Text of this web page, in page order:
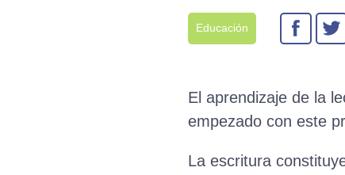
Educación
El aprendizaje de la
empezado con este
La escritura